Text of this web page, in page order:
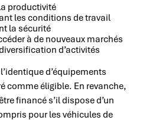
productivité
les conditions de travail
la sécurité
à de nouveaux marchés
d’activités
d’équipements
comme éligible. En revanche,
financé s’il dispose d’un
pour les véhicules de